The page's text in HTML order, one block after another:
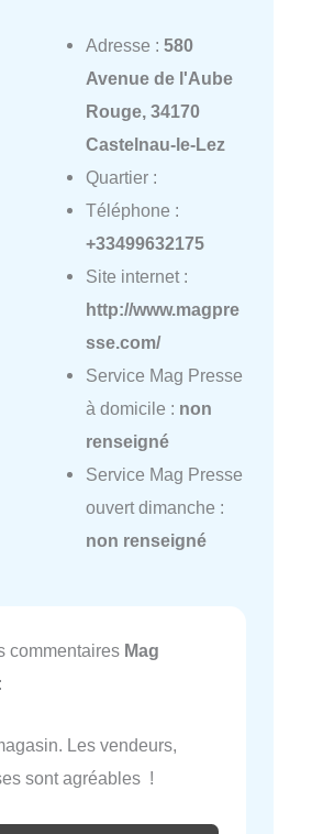
Adresse : 580
Avenue de l'Aube
Rouge, 34170
Castelnau-le-Lez
Quartier :
Téléphone :
+33499632175
Site internet :
http://www.magpre
sse.com/
Service Mag Presse
à domicile : non
renseigné
Service Mag Presse
ouvert dimanche :
non renseigné
commentaires Mag
:
Les vendeurs,
sont agréables !